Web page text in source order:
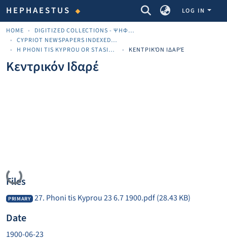
HEPHAESTUS COMMUNITIES & COLLECTIONS
LOG IN
HOME
DIGITIZED COLLECTIONS - ΨΗΦΙΟΠΟΙΗΜΈΝΕΣ ΣΥΛΛΟΓΈΣ
CYPRIOT NEWSPAPERS INDEXED MATERIAL
H PHONI TIS KYPROU OR STASINOS
ΚΕΝΤΡΙΚΌΝ ΙΔΑΡΈ
Κεντρικόν Ιδαρέ
Loading...
Files
PRIMARY 27. Phoni tis Kyprou 23 6.7 1900.pdf(28.43 KB)
Date
1900-06-23